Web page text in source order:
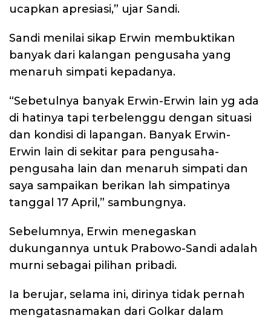
ucapkan apresiasi,” ujar Sandi.
Sandi menilai sikap Erwin membuktikan
banyak dari kalangan pengusaha yang
menaruh simpati kepadanya.
“Sebetulnya banyak Erwin-Erwin lain yg ada
di hatinya tapi terbelenggu dengan situasi
dan kondisi di lapangan. Banyak Erwin-
Erwin lain di sekitar para pengusaha-
pengusaha lain dan menaruh simpati dan
saya sampaikan berikan lah simpatinya
tanggal 17 April,” sambungnya.
Sebelumnya, Erwin menegaskan
dukungannya untuk Prabowo-Sandi adalah
murni sebagai pilihan pribadi.
Ia berujar, selama ini, dirinya tidak pernah
mengatasnamakan dari Golkar dalam